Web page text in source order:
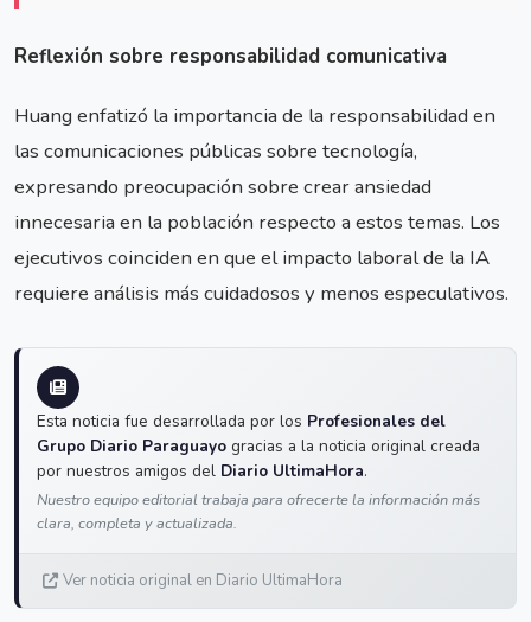
Reflexión sobre responsabilidad comunicativa
Huang enfatizó la importancia de la responsabilidad en
las comunicaciones públicas sobre tecnología,
expresando preocupación sobre crear ansiedad
innecesaria en la población respecto a estos temas. Los
ejecutivos coinciden en que el impacto laboral de la IA
requiere análisis más cuidadosos y menos especulativos.
Esta noticia fue desarrollada por los Profesionales del
Grupo Diario Paraguayo gracias a la noticia original creada
por nuestros amigos del Diario UltimaHora.
Nuestro equipo editorial trabaja para ofrecerte la información más
clara, completa y actualizada.
Ver noticia original en Diario UltimaHora